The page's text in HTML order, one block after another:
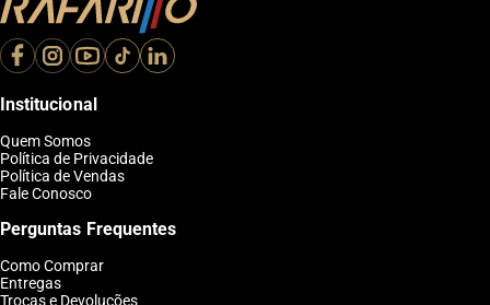
Institucional
Quem Somos
Política de Privacidade
Política de Vendas
Fale Conosco
Perguntas Frequentes
Como Comprar
Entregas
Trocas e Devoluções